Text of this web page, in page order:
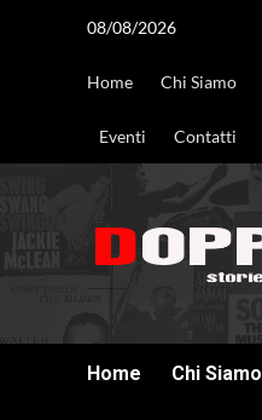
08/08/2026
Home Chi Siamo
Eventi Contatti
Home Chi Siamo